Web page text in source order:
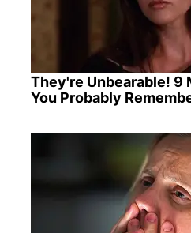
They're Unbearable! 9
You Probably